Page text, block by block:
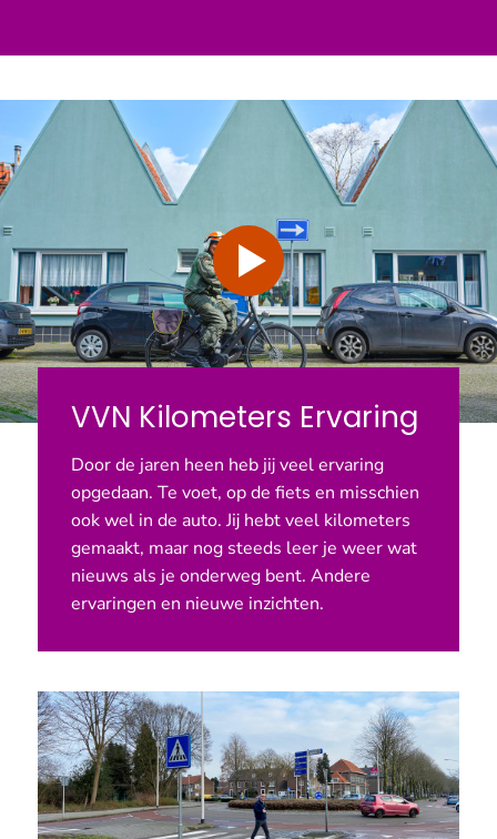
VVN Kilometers Ervaring
Door de jaren heen heb jij veel ervaring
opgedaan. Te voet, op de fiets en misschien
ook wel in de auto. Jij hebt veel kilometers
gemaakt, maar nog steeds leer je weer wat
nieuws als je onderweg bent. Andere
ervaringen en nieuwe inzichten.
Video
Artikelen